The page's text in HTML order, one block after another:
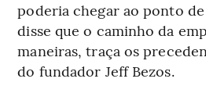
poderia chegar ao ponto
disse que o caminho da
maneiras, traça os
do fundador Jeff Bezos.